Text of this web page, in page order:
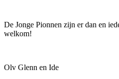
De Jonge Pionnen zijn er dan en
welkom!
Olv Glenn en Ide